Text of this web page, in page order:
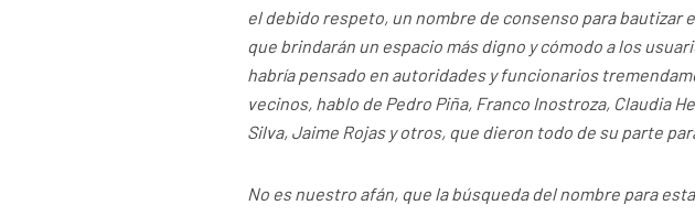
el debido respeto, un nombre de consenso para bautizar
que brindarán un espacio más digno y cómodo a los
habría pensado en autoridades y funcionarios
vecinos, hablo de Pedro Piña, Franco Inostroza, Claudia
Silva, Jaime Rojas y otros, que dieron todo de su parte
No es nuestro afán, que la búsqueda del nombre para